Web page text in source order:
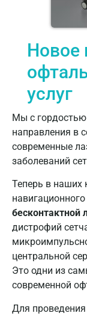
Новое
услуг
Мы с
направления в
современные
заболеваний
Теперь в наших
бесконтактной
дистрофий
центральной
Это одни из
современной
Для проведения